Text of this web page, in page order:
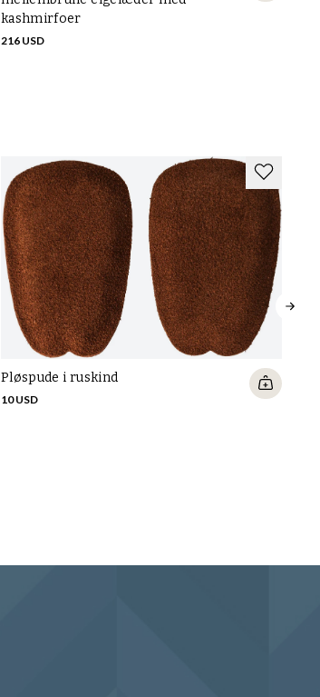
kashmirfoer
216 USD
Pløspude i ruskind
10 USD